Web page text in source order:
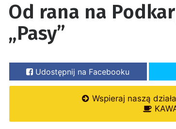
Od rana na
„Pasy”
Udostępnij na Facebooku
Wspieraj naszą